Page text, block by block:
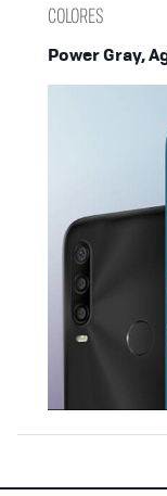
COLORES
Power Gray,